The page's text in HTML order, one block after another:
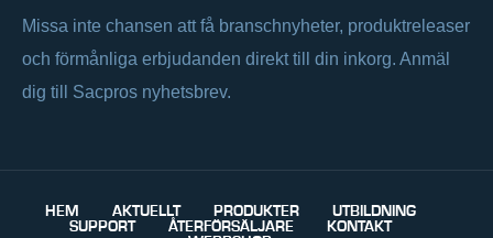
Missa inte chansen att få branschnyheter, produktreleaser
och förmånliga erbjudanden direkt till din inkorg. Anmäl
dig till Sacpros nyhetsbrev.
HEM AKTUELLT PRODUKTER
UTBILDNING
SUPPORT
ÅTERFÖRSÄLJARE
KONTAKT